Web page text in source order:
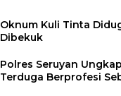
Oknum Kuli Tinta
Dibekuk
Polres Seruyan
Terduga Berprofesi